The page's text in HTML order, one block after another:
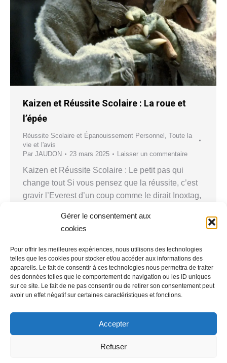
Gérer le consentement aux
cookies
Pour offrir les meilleures expériences, nous utilisons des technologies
telles que les cookies pour stocker et/ou accéder aux informations des
appareils. Le fait de consentir à ces technologies nous permettra de traiter
des données telles que le comportement de navigation ou les ID uniques
sur ce site. Le fait de ne pas consentir ou de retirer son consentement peut
avoir un effet négatif sur certaines caractéristiques et fonctions.
Accepter
Refuser
Kaizen et Réussite Scolaire : La roue et
l’épée
Réussite Scolaire et Épanouissement Personnel , Toute la
vie et l'avis
Par JAUDON 23 mars 2025 Laisser un commentaire
Kaizen et Réussite Scolaire : Le petit pas qui
change tout Si vous pensez que la réussite, c’est
gravir l’Everest d’un coup comme le dirait Inoxtag,
demande moins d’oxygène en altitude). En
psychologie comme en sport, le progrès ne repose
pas sur une ascension fulgurante, mais sur…
75014